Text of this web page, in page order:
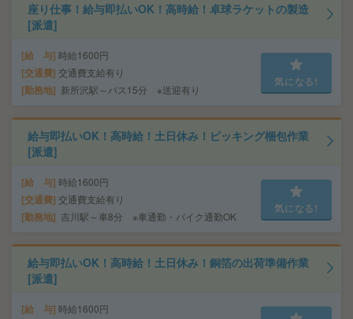
座り仕事！給与即払いOK！高時給！卓球ラケットの製造
[派遣]
給 与 時給1600円
交通費 交通費支給有り
勤務地 新所沢駅～バス15分 ※送迎有り
気になる!
給与即払いOK！高時給！土日休み！ピッキング梱包作業
[派遣]
給 与 時給1600円
交通費 交通費支給有り
勤務地 吉川駅～車8分 ※車通勤・バイク通勤OK
気になる!
給与即払いOK！高時給！土日休み！銅箔の出荷準備作業
[派遣]
給 与 時給1600円